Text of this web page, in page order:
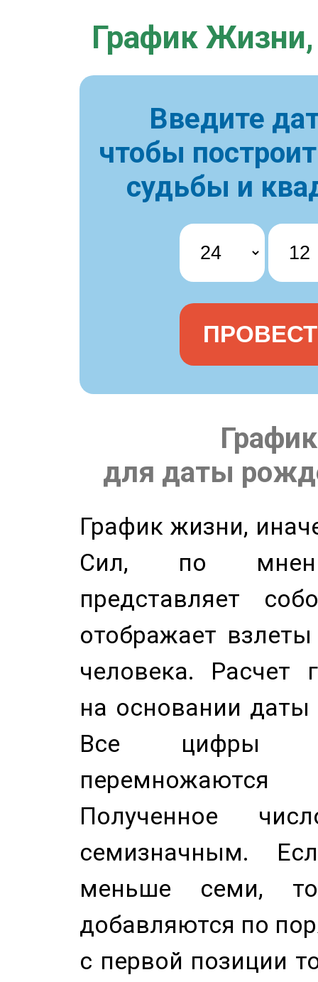
График Жизни,
Введите
чтобы
судьбы и
для даты
График жизни,
Сил, по
представляет
отображает
человека. Расчет
на основании
Все цифры
Полученное
семизначным.
меньше семи,
добавляются по
с первой позиции